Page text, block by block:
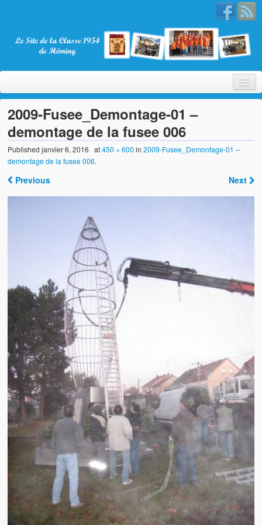
Bienvenue
La Classe 1954
Nos partenaires
Salon multi-collections
Autres animations
La fête foraine
Les aubades
Où se trouve Héming ?
Photos
20 ans, ça se fête ! Souvenirs de 2009…
2014, les 25 ans de l’association
17/05/2015 : LA vidéo souvenir 2015
17/05/2015 : Tous nos membres étaient en action
17/05/2015 : 127 brocanteurs vous attendaient
2009-Fusee_Demontage-01 –
demontage de la fusee 006
Publishedjanvier 6, 2016 at450 × 600 in2009-Fusee_Demontage-01 –
demontage de la fusee 006.
Previous Next